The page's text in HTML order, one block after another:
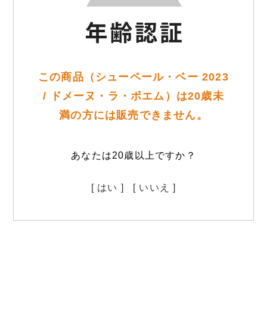
この商品（シューペール・ベー 2023
/ ドメーヌ・ラ・ボエム）は20歳未
満の方には販売できません。
あなたは20歳以上ですか？
[ はい ] [ いいえ ]